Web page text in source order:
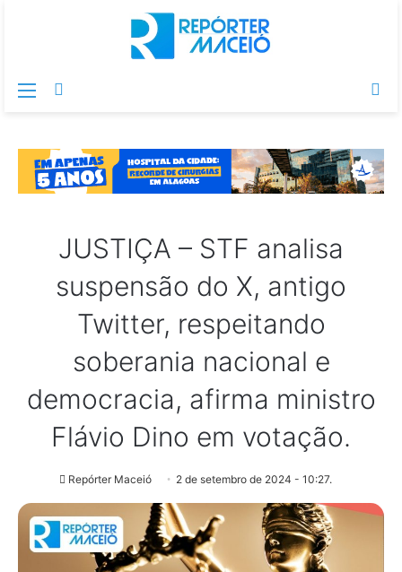
Menu
JUSTIÇA – STF analisa
suspensão do X, antigo
Twitter, respeitando
soberania nacional e
democracia, afirma ministro
Flávio Dino em votação.
Repórter Maceió 2 de setembro de 2024 - 10:27.